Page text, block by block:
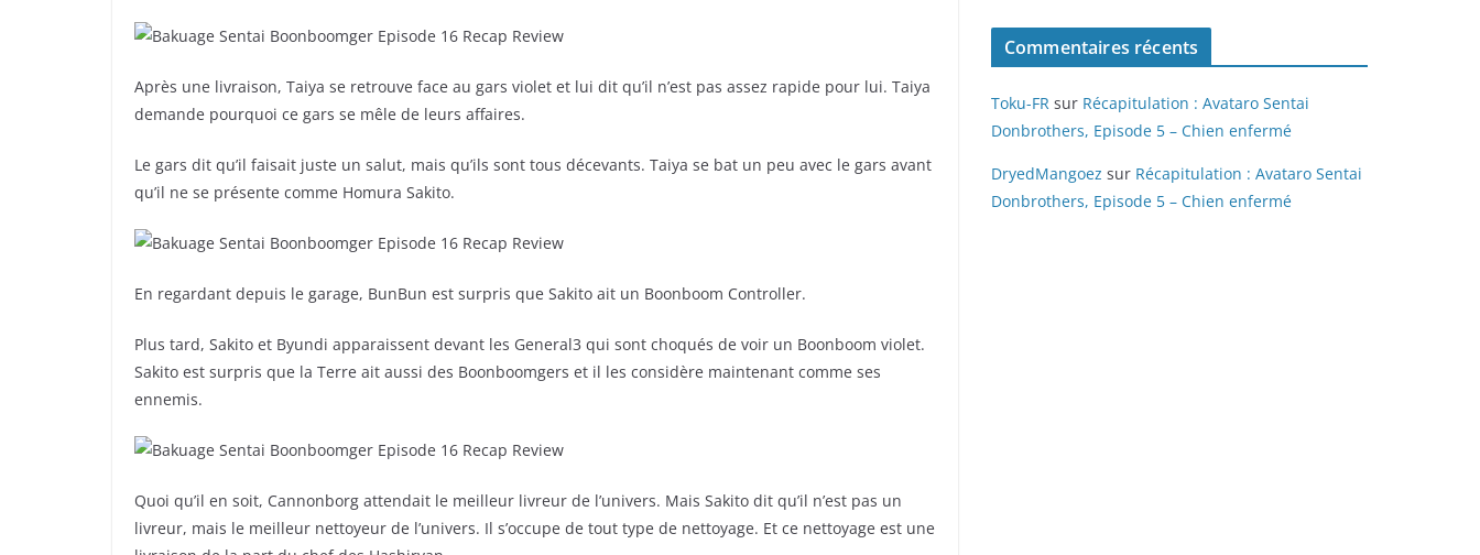
Après une livraison, Taiya se retrouve face au gars violet et lui dit qu’il n’est pas assez rapide pour lui. Taiya
demande pourquoi ce gars se mêle de leurs affaires.
Le gars dit qu’il faisait juste un salut, mais qu’ils sont tous décevants. Taiya se bat un peu avec le gars avant
qu’il ne se présente comme Homura Sakito.
En regardant depuis le garage, BunBun est surpris que Sakito ait un Boonboom Controller.
Plus tard, Sakito et Byundi apparaissent devant les General3 qui sont choqués de voir un Boonboom violet.
Sakito est surpris que la Terre ait aussi des Boonboomgers et il les considère maintenant comme ses
ennemis.
Quoi qu’il en soit, Cannonborg attendait le meilleur livreur de l’univers. Mais Sakito dit qu’il n’est pas un
livreur, mais le meilleur nettoyeur de l’univers. Il s’occupe de tout type de nettoyage. Et ce nettoyage est une
Commentaires récents
Toku-FR sur Récapitulation : Avataro Sentai
Donbrothers, Episode 5 – Chien enfermé
DryedMangoez sur Récapitulation : Avataro Sentai
Donbrothers, Episode 5 – Chien enfermé